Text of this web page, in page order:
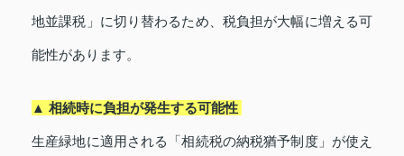
地並課税」に切り替わるため、税負担が大幅に増える可
能性があります。
▲ 相続時に負担が発生する可能性
生産緑地に適用される「相続税の納税猶予制度」が使え